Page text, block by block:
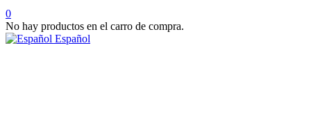
0
No hay productos en el carro de compra.
Español